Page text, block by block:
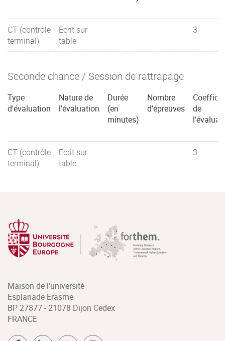
CT (contrôle
terminal)
Ecrit sur
table
3
Seconde chance / Session de rattrapage
Type
d'évaluation
Nature de
l'évaluation
Durée
(en
minutes)
Nombre
d'épreuves
de
CT (contrôle
terminal)
Ecrit sur
table
3
Maison de l'université
Esplanade Erasme
BP 27877 - 21078 Dijon Cedex
FRANCE